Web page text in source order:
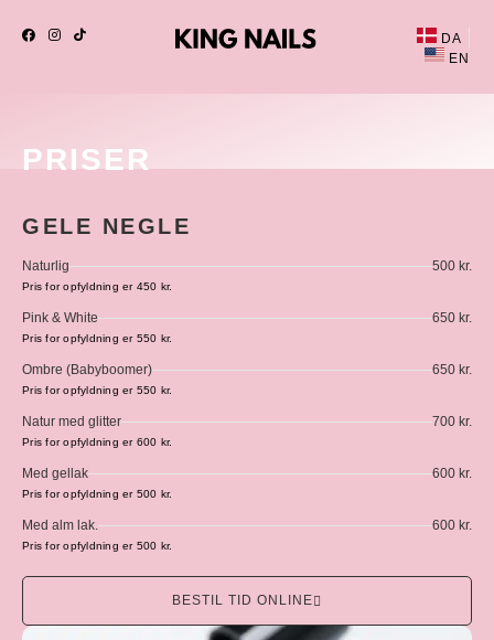
DA
EN
PRISER
GELE NEGLE
Naturlig 500 kr.
Pris for opfyldning er 450 kr.
Pink & White 650 kr.
Pris for opfyldning er 550 kr.
Ombre (Babyboomer) 650 kr.
Pris for opfyldning er 550 kr.
Natur med glitter 700 kr.
Pris for opfyldning er 600 kr.
Med gellak 600 kr.
Pris for opfyldning er 500 kr.
Med alm lak. 600 kr.
Pris for opfyldning er 500 kr.
BESTIL TID ONLINE